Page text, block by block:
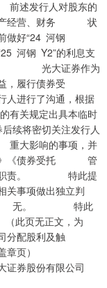
述发行人对股东的
生产经营、财务 状
做好“24 河钢
河钢 Y2”的利息支
。 光大证券作为
利益，履行债券受
人进行了沟通，根据
关规定出具本临时
将密切关注发行人
大影响的事项，并
则》《债券受托 管
的职责。 特此提
关事项做出独立判
无。 特此
页无正文，为
公司分配股利及触
页）
份有限公司